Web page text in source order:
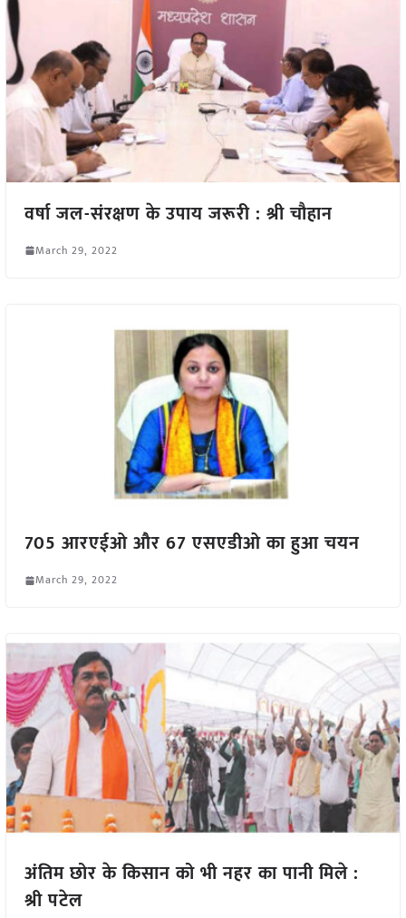
वर्षा जल-संरक्षण के उपाय जरूरी : श्री चौहान
March 29, 2022
705 आरएईओ और 67 एसएडीओ का हुआ चयन
March 29, 2022
अंतिम छोर के किसान को भी नहर का पानी मिले :
श्री पटेल